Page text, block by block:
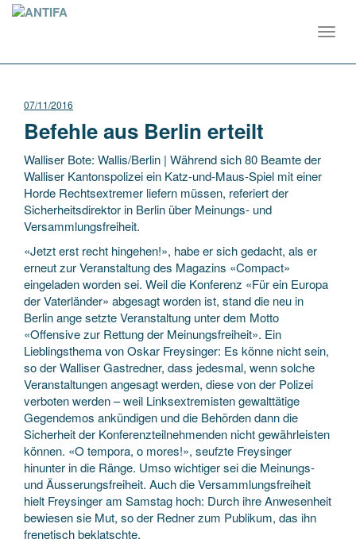
07/11/2016
Befehle aus Berlin erteilt
Walliser Bote: Wallis/Berlin | Während sich 80 Beamte der
Walliser Kantonspolizei ein Katz-und-Maus-Spiel mit einer
Horde Rechtsextremer liefern müssen, referiert der
Sicherheitsdirektor in Berlin über Meinungs- und
Versammlungsfreiheit.
«Jetzt erst recht hingehen!», habe er sich gedacht, als er
erneut zur Veranstaltung des Magazins «Compact»
eingeladen worden sei. Weil die Konferenz «Für ein Europa
der Vaterländer» abgesagt worden ist, stand die neu in
Berlin ange setzte Veranstaltung unter dem Motto
«Offensive zur Rettung der Meinungsfreiheit». Ein
Lieblingsthema von Oskar Freysinger: Es könne nicht sein,
so der Walliser Gastredner, dass jedesmal, wenn solche
Veranstaltungen angesagt werden, diese von der Polizei
verboten werden – weil Linksextremisten gewalttätige
Gegendemos ankündigen und die Behörden dann die
Sicherheit der Konferenzteilnehmenden nicht gewährleisten
können. «O tempora, o mores!», seufzte Freysinger
hinunter in die Ränge. Umso wichtiger sei die Meinungs-
und Äusserungsfreiheit. Auch die Versammlungsfreiheit
hielt Freysinger am Samstag hoch: Durch ihre Anwesenheit
bewiesen sie Mut, so der Redner zum Publikum, das ihn
frenetisch beklatschte.